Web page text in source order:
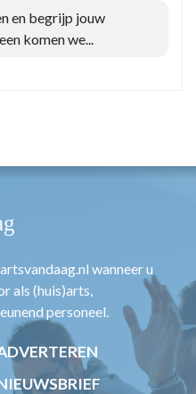
en begrijp jouw
komen we...
wanneer u
als (huis)arts,
personeel.